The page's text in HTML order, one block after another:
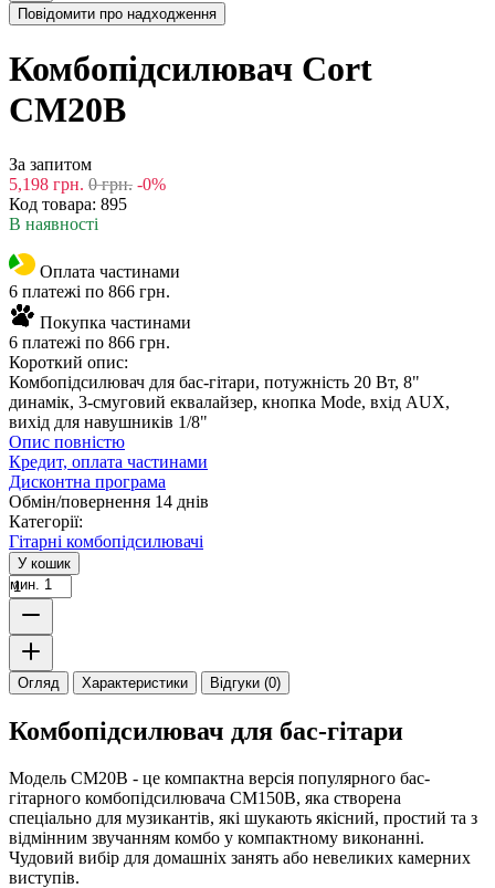
Повідомити про надходження
Комбопідсилювач Cort
CM20B
За запитом
5,198 грн. 0 грн. -0%
Код товара: 895
В наявності
Оплата частинами
6 платежі по 866 грн.
Покупка частинами
6 платежі по 866 грн.
Короткий опис:
Комбопідсилювач для бас-гітари, потужність 20 Вт, 8"
динамік, 3-смуговий еквалайзер, кнопка Mode, вхід AUX,
вихід для навушників 1/8"
Опис повністю
Кредит, оплата частинами
Дисконтна програма
Обмін/повернення 14 днів
Категорії:
Гітарні комбопідсилювачі
У кошик
мин. 1
Огляд Характеристики Відгуки (0)
Комбопідсилювач для бас-гітари
Модель CM20B - це компактна версія популярного бас-
гітарного комбопідсилювача CM150B, яка створена
спеціально для музикантів, які шукають якісний, простий та з
відмінним звучанням комбо у компактному виконанні.
Чудовий вибір для домашніх занять або невеликих камерних
виступів.